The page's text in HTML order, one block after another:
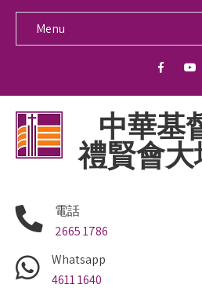
Menu
中華基
禮賢會
電話
2665 1786
Whatsapp
4611 1640